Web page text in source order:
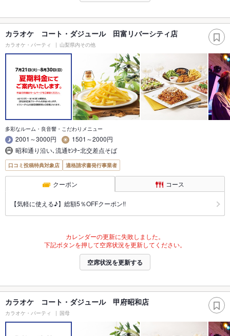
カラオケ コート・ダジュール 田富リバーシティ店
カラオケ・パーティ 山梨県内その他
多彩なルーム・良音響・こだわりメニュー
2001～3000円
1501～2000円
昭和通り沿い､流通ｾﾝﾀｰ北交差点そば
口コミ投稿特典対象店 適格請求書発行事業者
クーポン コース
【気軽に使える♪】総額5％OFFクーポン!!
カレンダーの更新に失敗しました。
下記ボタンを押して空席状況を更新してください。
空席状況を更新する
カラオケ コート・ダジュール 甲府昭和店
カラオケ・パーティ 国母